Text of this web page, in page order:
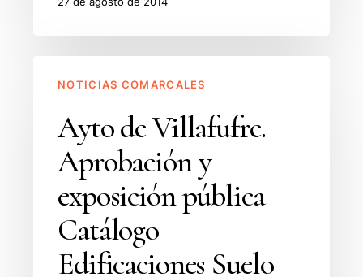
Aprobación
exposición
pública
Catálogo
Edificaciones
Suelo
NOTICIAS COMARCALES
Ayto de Villafufre.
Aprobación y
exposición pública
Catálogo
Edificaciones Suelo